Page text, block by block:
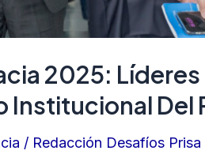
2025: Líderes
Institucional Del
/ Redacción Desafíos